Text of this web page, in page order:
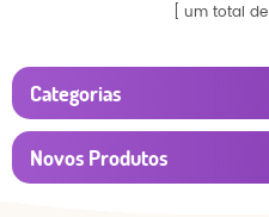
um total de
Categorias
Novos Produtos